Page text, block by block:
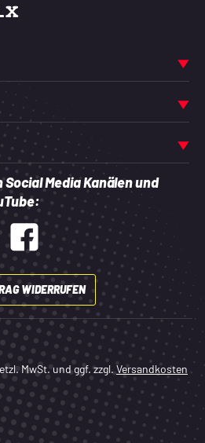
Media Kanälen und
Facebook
WIDERRUFEN
MwSt. und ggf. zzgl. Versandkosten